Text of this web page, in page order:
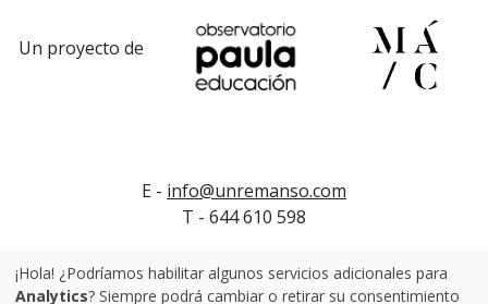
Un proyecto de
E - info@unremanso.com
T - 644 610 598
¡Hola! ¿Podríamos habilitar algunos servicios adicionales para
Analytics? Siempre podrá cambiar o retirar su consentimiento